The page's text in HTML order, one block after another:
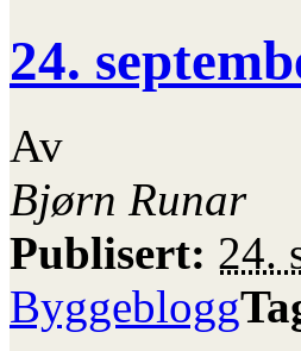
24.
Av
Bjørn Runar
Publisert: 24.
Byggeblogg